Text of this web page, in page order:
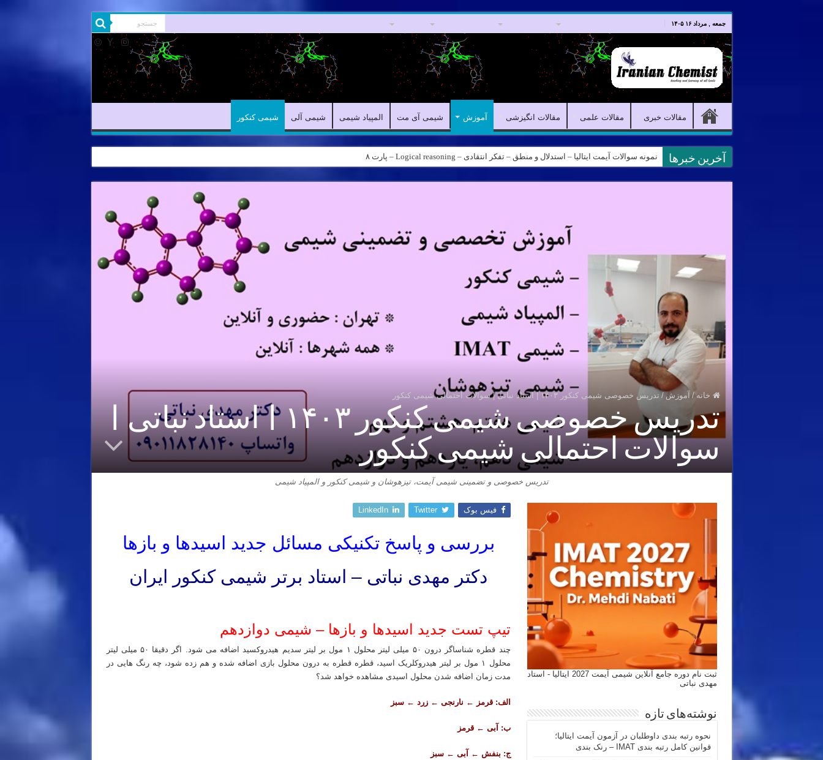
جمعه , مرداد ۱۶ ۱۴۰۵
مقالات خبری مقالات علمی مقالات انگیزشی آموزش شیمی آی مت المپیاد شیمی شیمی آلی شیمی کنکور
آخرین خبرها نمونه سوالات آیمت ایتالیا – استدلال و منطق – تفکر انتقادی – Logical reasoning – پارت ۸
کانال آیمت ایتالیا در نرم افزار بله – کانال شیمی آیمت استاد نباتی
خانه / آموزش / تدریس خصوصی شیمی کنکور ۱۴۰۳ | استاد نباتی | سوالات احتمالی شیمی کنکور
تدریس خصوصی شیمی کنکور ۱۴۰۳ | استاد نباتی |
سوالات احتمالی شیمی کنکور
تدریس خصوصی و تضمینی شیمی آیمت، تیزهوشان و شیمی کنکور و المپیاد شیمی
فیس بوک Twitter
LinkedIn
بررسی و پاسخ تکنیکی مسائل جدید اسیدها و بازها
دکتر مهدی نباتی – استاد برتر شیمی کنکور ایران
تیپ تست جدید اسیدها و بازها – شیمی دوازدهم
چند قطره شناساگر درون ۵۰ میلی لیتر محلول ۱ مول بر لیتر سدیم هیدروکسید اضافه می شود. اگر دقیقا ۵۰ میلی لیتر
محلول ۱ مول بر لیتر هیدروکلریک اسید، قطره قطره به درون محلول بازی اضافه شده و هم زده شود، چه رنگ هایی در
مدت زمان اضافه شدن محلول اسیدی مشاهده خواهد شد؟
الف: قرمز ← نارنجی ← زرد ← سبز
ب: آبی ← قرمز
ج: بنفش ← آبی ← سبز
ثبت نام دوره جامع آنلاین شیمی آیمت 2027 ایتالیا - استاد
مهدی نباتی
نوشته‌های تازه
نحوه رتبه بندی داوطلبان در آزمون آیمت ایتالیا؛
قوانین کامل رتبه بندی IMAT – رنک بندی